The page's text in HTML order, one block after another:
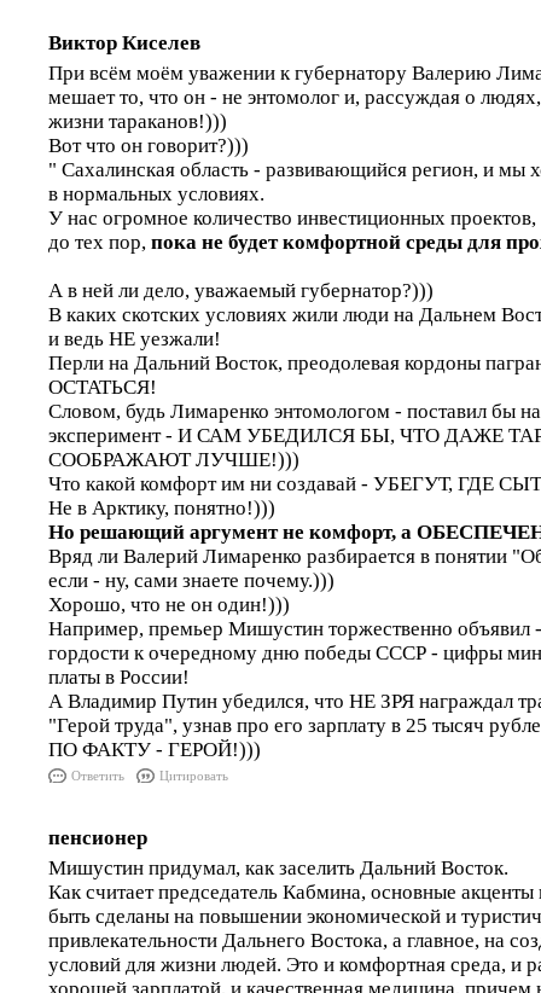
Виктор Киселев
При всём моём уважении к губернатору Валерию
мешает то, что он - не энтомолог и, рассуждая о
жизни тараканов!)))
Вот что он говорит?)))
" Сахалинская область - развивающийся регион, и мы
в нормальных условиях.
У нас огромное количество инвестиционных
до тех пор, пока не будет комфортной среды для
А в ней ли дело, уважаемый губернатор?)))
В каких скотских условиях жили люди на Дальнем
и ведь НЕ уезжали!
Перли на Дальний Восток, преодолевая кордоны
ОСТАТЬСЯ!
Словом, будь Лимаренко энтомологом - поставил бы
эксперимент - И САМ УБЕДИЛСЯ БЫ, ЧТО ДАЖЕ
СООБРАЖАЮТ ЛУЧШЕ!)))
Что какой комфорт им ни создавай - УБЕГУТ, ГДЕ
Не в Арктику, понятно!)))
Но решающий аргумент не комфорт, а
Вряд ли Валерий Лимаренко разбирается в понятии
если - ну, сами знаете почему.)))
Хорошо, что не он один!)))
Например, премьер Мишустин торжественно объявил
гордости к очередному дню победы СССР - цифры
платы в России!
А Владимир Путин убедился, что НЕ ЗРЯ награждал
"Герой труда", узнав про его зарплату в 25 тысяч
ПО ФАКТУ - ГЕРОЙ!)))
Ответить Цитировать
пенсионер
Мишустин придумал, как заселить Дальний Восток.
Как считает председатель Кабмина, основные
быть сделаны на повышении экономической и
привлекательности Дальнего Востока, а главное, на
условий для жизни людей. Это и комфортная среда, и